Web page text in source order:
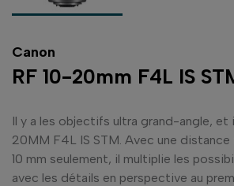
Canon
RF 10-20mm F4L IS
Il y a les objectifs ultra grand-angle, et
20MM F4L IS STM. Avec une
10 mm seulement, il multiplie les
avec les détails en perspective au